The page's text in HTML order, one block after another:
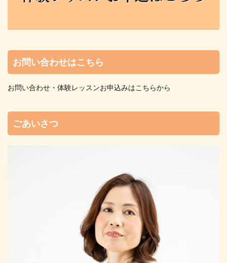
お問い合わせはこちら
お問い合わせ・体験レッスンお申込みはこちらから
ごあいさつ